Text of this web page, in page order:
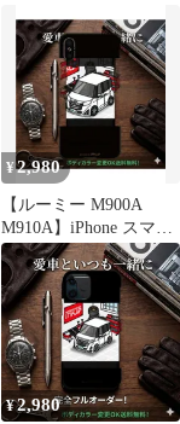
続（ケーブル同梱）｜
アンプ内蔵 Edifier 全系
列 M90 Edifier M60
MR3 MR4 サブウーファ
ー MR5 G2000
G2000Pro 70W G1
¥2,980
【ルーミー M900A
M910A】iPhone スマホ
ケース iPhone17
iPhone17e iPhone17Pro
iPhone17ProMax
iPhoneAir iPhone16
iPhone16e 対応
¥2,980